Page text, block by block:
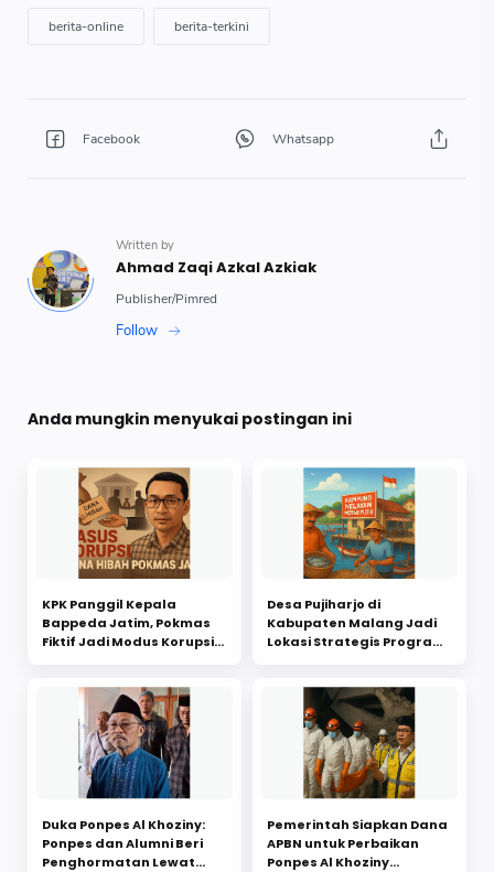
Anda mungkin menyukai postingan ini
KPK Panggil Kepala
Bappeda Jatim, Pokmas
Fiktif Jadi Modus Korupsi
Desa Pujiharjo di
Kabupaten Malang Jadi
Lokasi Strategis Program
Duka Ponpes Al Khoziny:
Ponpes dan Alumni Beri
Penghormatan Lewat
Pemerintah Siapkan Dana
APBN untuk Perbaikan
Ponpes Al Khoziny